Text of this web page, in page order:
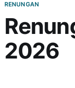
RENUNGAN
2026